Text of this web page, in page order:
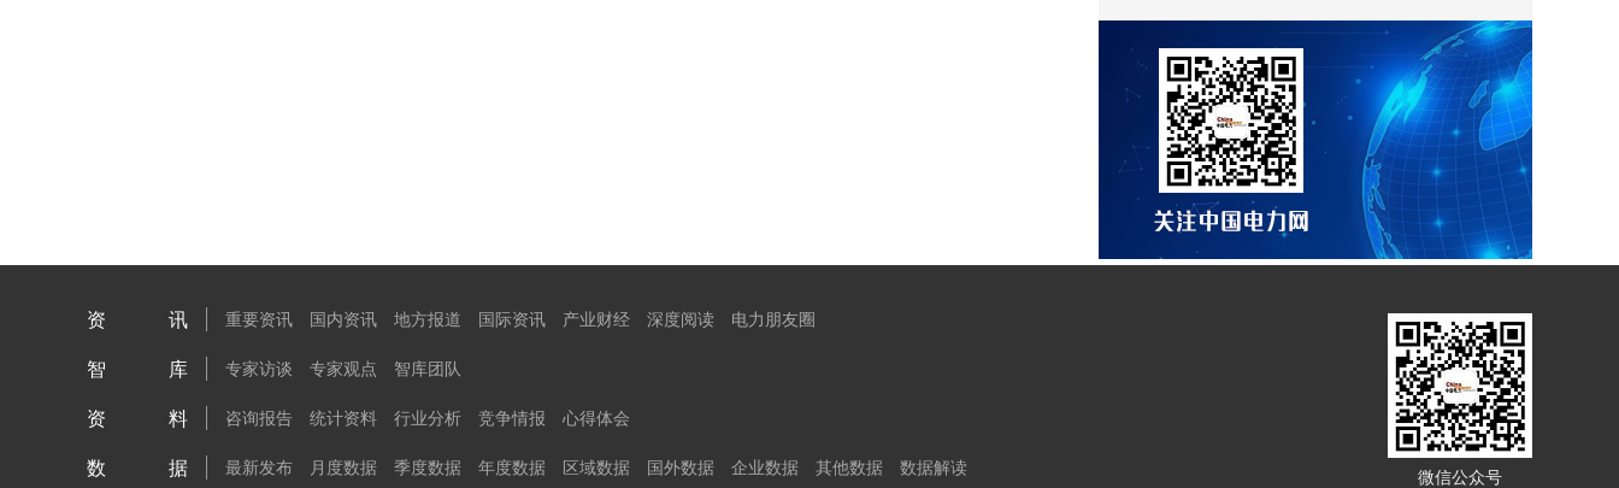
微信公众号
资讯 重要资讯 国内资讯 地方报道 国际资讯 产业财经 深度阅读 电力朋友圈
智库 专家访谈 专家观点 智库团队
资料 咨询报告 统计资料 行业分析 竞争情报 心得体会
数据 最新发布 月度数据 季度数据 年度数据 区域数据 国外数据 企业数据 其他数据 数据解读